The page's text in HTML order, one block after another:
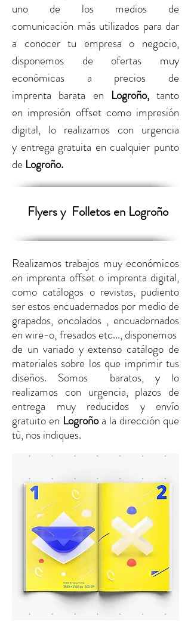
uno de los medios de
comunicación más utilizados para dar
a conocer tu empresa o negocio,
disponemos de ofertas muy
económicas a precios de
imprenta barata en Logroño, tanto
en impresión offset como impresión
digital, lo realizamos con urgencia
y entrega gratuita en cualquier punto
de Logroño.
Flyers y Folletos en Logroño
Realizamos trabajos muy económicos
en imprenta offset o imprenta digital,
como catálogos o revistas, pudiento
ser estos encuadernados por medio de
grapados, encolados , encuadernados
en wire-o, fresados etc..., disponemos
de un variado y extenso catálogo de
materiales sobre los que imprimir tus
diseños. Somos baratos, y lo
realizamos con urgencia, plazos de
entrega muy reducidos y envío
gratuito en Logroñoa la dirección que
tú, nos indiques.